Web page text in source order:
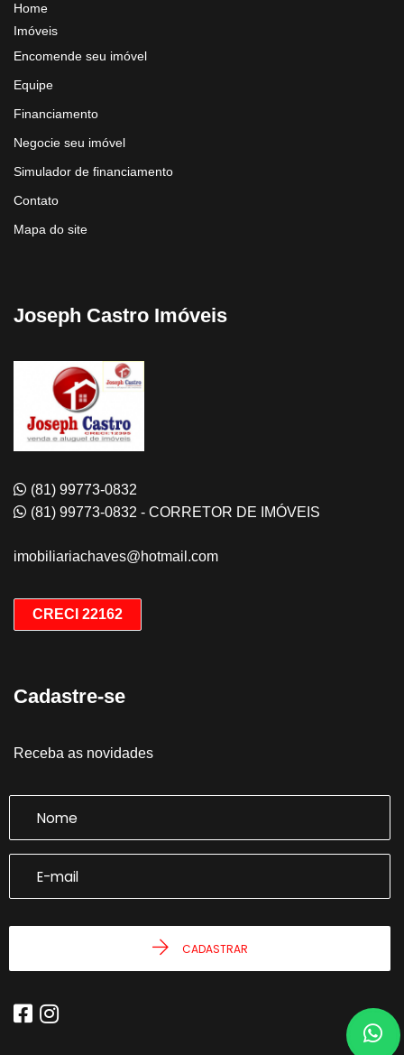
Home
Imóveis
Encomende seu imóvel
Equipe
Financiamento
Negocie seu imóvel
Simulador de financiamento
Contato
Mapa do site
Joseph Castro Imóveis
(81) 99773-0832
(81) 99773-0832 - CORRETOR DE IMÓVEIS
imobiliariachaves@hotmail.com
CRECI 22162
Cadastre-se
Receba as novidades
CADASTRAR